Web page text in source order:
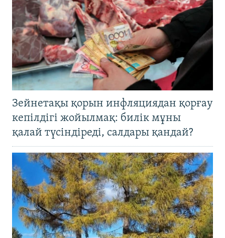
Зейнетақы қорын инфляциядан қорғау
кепілдігі жойылмақ: билік мұны
қалай түсіндіреді, салдары қандай?